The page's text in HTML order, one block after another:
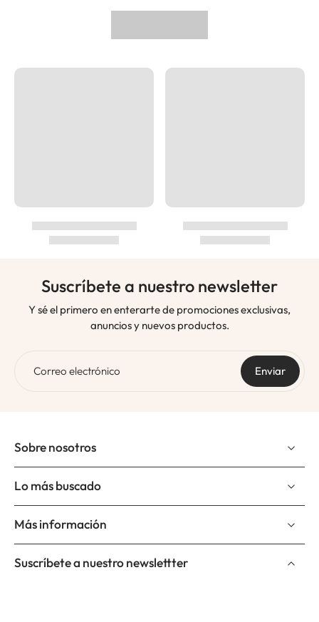
Suscríbete a nuestro newsletter
Y sé el primero en enterarte de promociones exclusivas,
anuncios y nuevos productos.
Correo electrónico Enviar
Sobre nosotros
Lo más buscado
Más información
Suscríbete a nuestro newslettter